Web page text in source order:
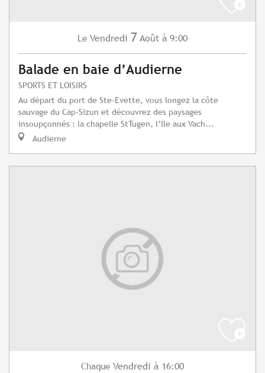
Le Vendredi 7 Août à 9:00
Balade en baie d’Audierne
SPORTS ET LOISIRS
Au départ du port de Ste-Evette, vous longez la côte
sauvage du Cap-Sizun et découvrez des paysages
insoupçonnés : la chapelle StTugen, l’Ile aux Vach...
Audierne
Chaque Vendredi à 16:00